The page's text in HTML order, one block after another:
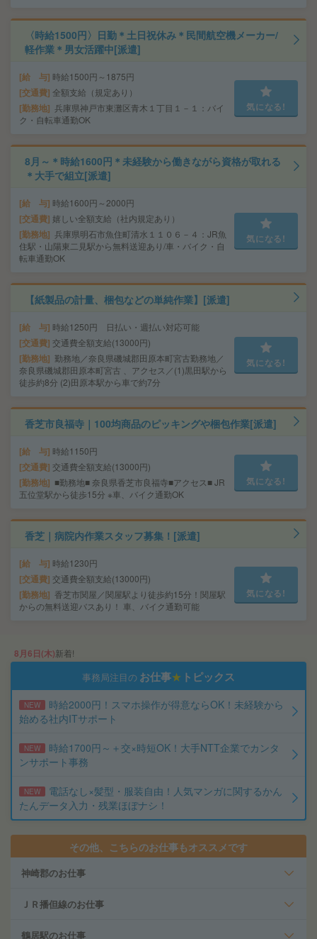
〈時給1500円〉日勤＊土日祝休み＊民間航空機メーカー/
軽作業＊男女活躍中[派遣]
給 与 時給1500円～1875円
交通費 全額支給（規定あり）
勤務地 兵庫県神戸市東灘区青木１丁目１－１：バイ
ク・自転車通勤OK
気になる!
8月～＊時給1600円＊未経験から働きながら資格が取れる
＊大手で組立[派遣]
給 与 時給1600円～2000円
交通費 嬉しい全額支給（社内規定あり）
勤務地 兵庫県明石市魚住町清水１１０６－４：JR魚
住駅・山陽東二見駅から無料送迎あり/車・バイク・自
転車通勤OK
気になる!
【紙製品の計量、梱包などの単純作業】[派遣]
給 与 時給1250円 日払い・週払い対応可能
交通費 交通費全額支給(13000円)
勤務地 勤務地／奈良県磯城郡田原本町宮古勤務地／
奈良県磯城郡田原本町宮古 、アクセス／(1)黒田駅から
徒歩約8分 (2)田原本駅から車で約7分
気になる!
香芝市良福寺｜100均商品のピッキングや梱包作業[派遣]
給 与 時給1150円
交通費 交通費全額支給(13000円)
勤務地
■勤務地■ 奈良県香芝市良福寺■アクセス■ JR
五位堂駅から徒歩15分 ※車、バイク通勤OK
気になる!
香芝｜病院内作業スタッフ募集！[派遣]
給 与 時給1230円
交通費 交通費全額支給(13000円)
勤務地 香芝市関屋／関屋駅より徒歩約15分！関屋駅
からの無料送迎バスあり！ 車、バイク通勤可能
気になる!
8月6日(木)新着!
事務局注目の お仕事★ トピックス
NEW
時給2000円！スマホ操作が得意ならOK！未経験から
始める社内ITサポート
NEW
時給1700円～＋交×時短OK！大手NTT企業でカンタ
ンサポート事務
NEW
電話なし×髪型・服装自由！人気マンガに関するかん
たんデータ入力・残業ほぼナシ！
その他、こちらのお仕事もオススメです
神崎郡のお仕事
ＪＲ播但線のお仕事
鶴居駅のお仕事